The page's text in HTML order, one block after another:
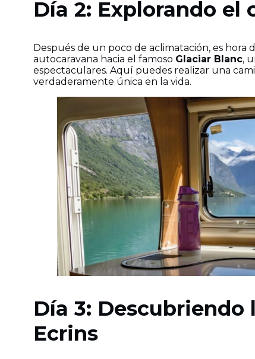
Día 2: Explorando el
Después de un poco de aclimatación, es
autocaravana hacia el famoso Glaciar Blanc,
espectaculares. Aquí puedes realizar una
verdaderamente única en la vida.
Día 3:
Ecrins